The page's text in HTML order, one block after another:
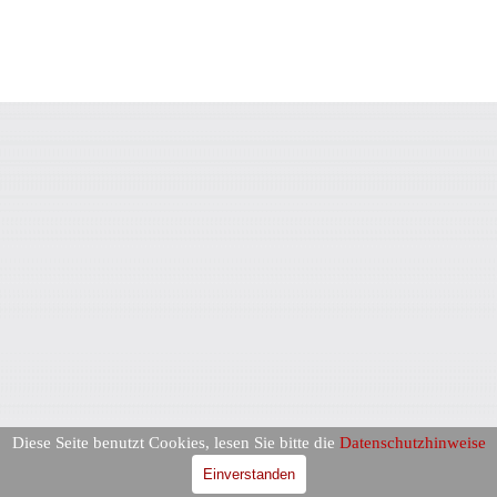
Diese Seite benutzt Cookies, lesen Sie bitte die Datenschutzhinweise
Einverstanden